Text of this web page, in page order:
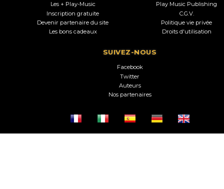
Les + Play-Music
Inscription gratuite
Devenir partenaire du site
Les bons cadeaux
Play Music Publishing
C.G.V.
Politique vie privée
Droits d'utilisation
SUIVEZ-NOUS
Facebook
Twitter
Auteurs
Nos partenaires